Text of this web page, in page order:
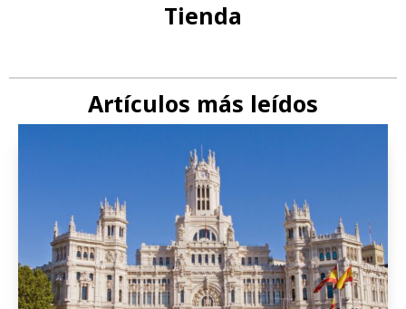
Tienda
Artículos más leídos